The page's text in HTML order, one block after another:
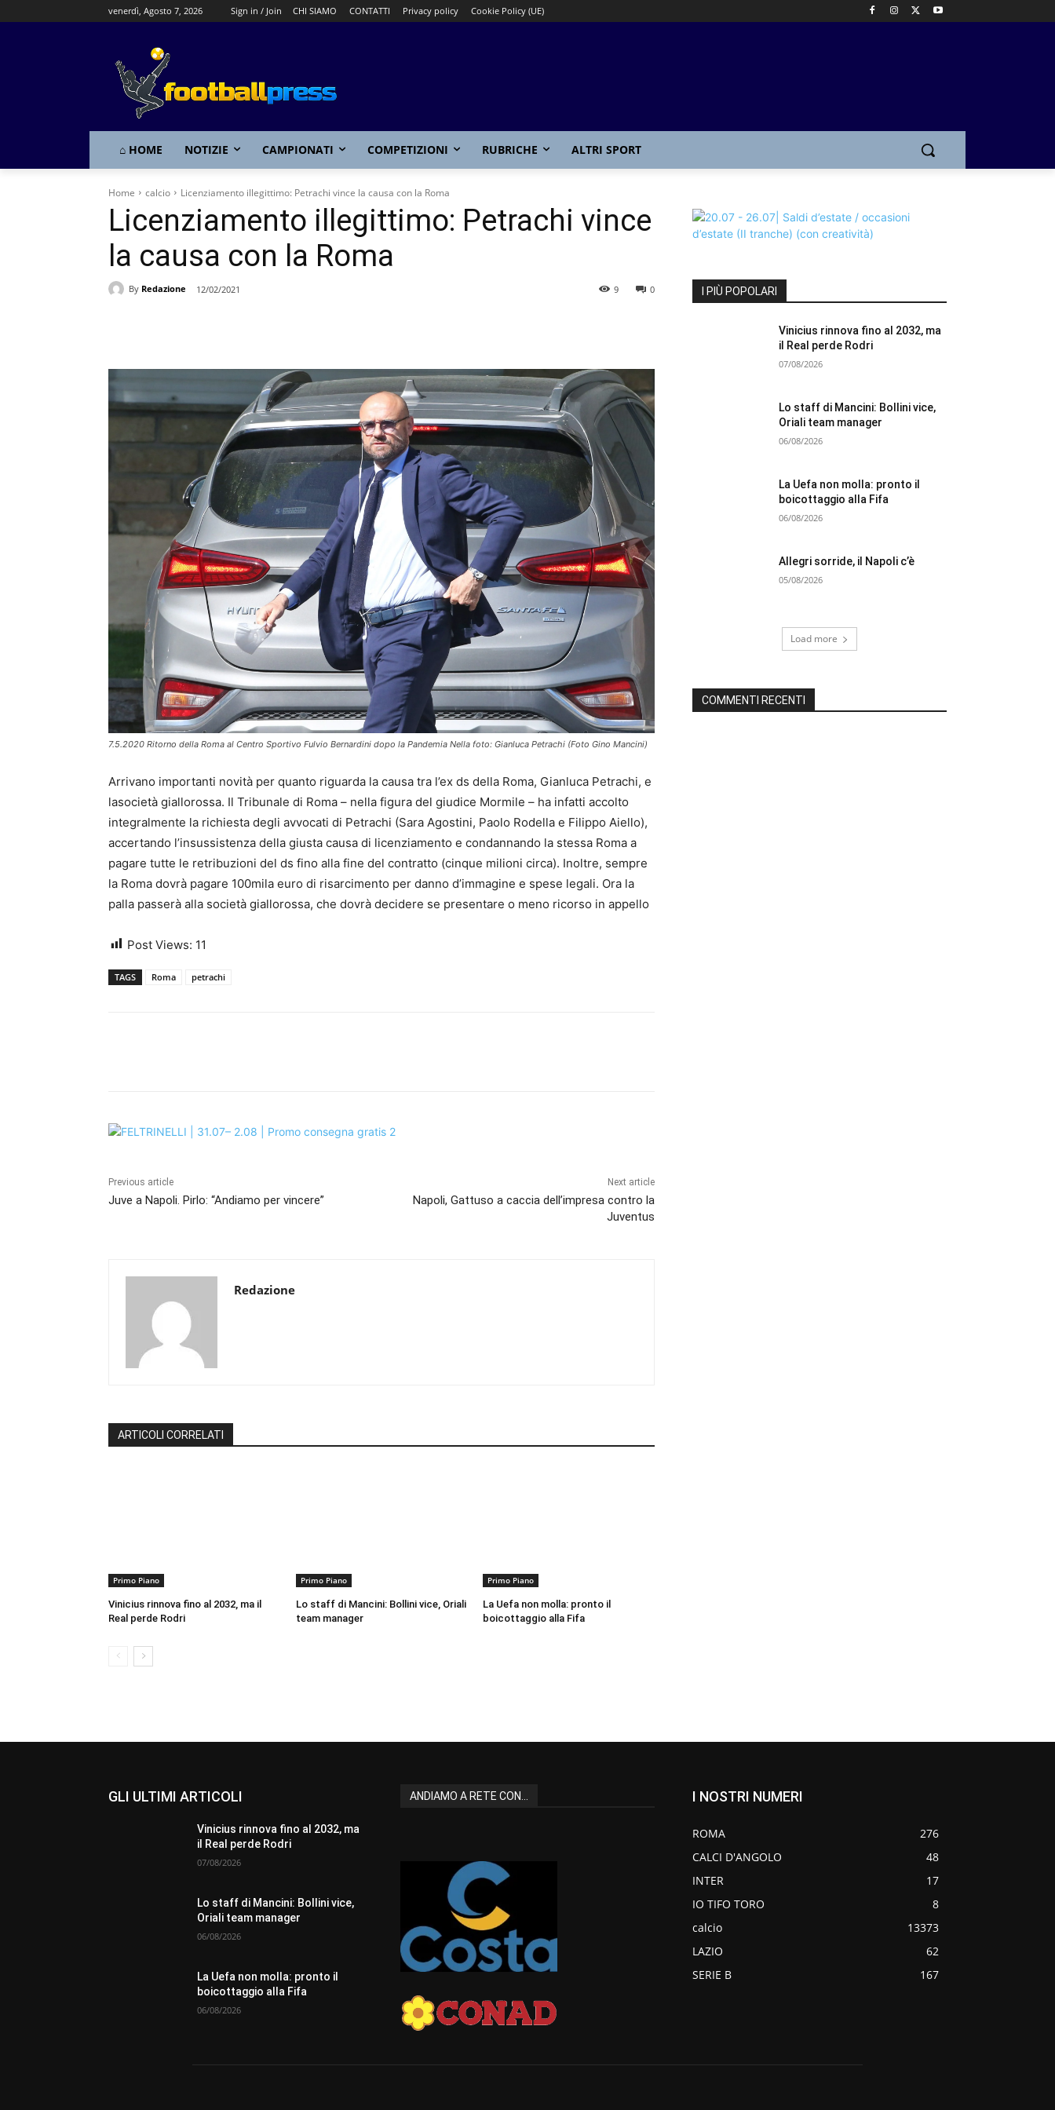
venerdì, Agosto 7, 2026 Sign in / Join CHI SIAMO CONTATTI Privacy policy Cookie Policy (UE)
⌂ HOME NOTIZIE CAMPIONATI COMPETIZIONI RUBRICHE ALTRI SPORT
Home calcio Licenziamento illegittimo: Petrachi vince la causa con la Roma
Licenziamento illegittimo: Petrachi vince
la causa con la Roma
By Redazione 12/02/2021 0
9
7.5.2020 Ritorno della Roma al Centro Sportivo Fulvio Bernardini dopo la Pandemia Nella foto: Gianluca Petrachi (Foto Gino Mancini)
Arrivano importanti novità per quanto riguarda la causa tra l’ex ds della Roma, Gianluca Petrachi, e
lasocietà giallorossa. Il Tribunale di Roma – nella figura del giudice Mormile – ha infatti accolto
integralmente la richiesta degli avvocati di Petrachi (Sara Agostini, Paolo Rodella e Filippo Aiello),
accertando l’insussistenza della giusta causa di licenziamento e condannando la stessa Roma a
pagare tutte le retribuzioni del ds fino alla fine del contratto (cinque milioni circa). Inoltre, sempre
la Roma dovrà pagare 100mila euro di risarcimento per danno d’immagine e spese legali. Ora la
palla passerà alla società giallorossa, che dovrà decidere se presentare o meno ricorso in appello
Post Views: 11
TAGS Roma petrachi
Previous article
Juve a Napoli. Pirlo: “Andiamo per vincere”
Next article
Napoli, Gattuso a caccia dell’impresa contro la
Juventus
Redazione
ARTICOLI CORRELATI
Primo Piano
Vinicius rinnova fino al 2032, ma il
Real perde Rodri
Primo Piano
Lo staff di Mancini: Bollini vice, Oriali
team manager
Primo Piano
La Uefa non molla: pronto il
boicottaggio alla Fifa
I PIÙ POPOLARI
Vinicius rinnova fino al 2032, ma
il Real perde Rodri
07/08/2026
Lo staff di Mancini: Bollini vice,
Oriali team manager
06/08/2026
La Uefa non molla: pronto il
boicottaggio alla Fifa
06/08/2026
Allegri sorride, il Napoli c’è
05/08/2026
Load more
COMMENTI RECENTI
GLI ULTIMI ARTICOLI
Vinicius rinnova fino al 2032, ma
il Real perde Rodri
07/08/2026
Lo staff di Mancini: Bollini vice,
Oriali team manager
06/08/2026
La Uefa non molla: pronto il
boicottaggio alla Fifa
06/08/2026
ANDIAMO A RETE CON... I NOSTRI NUMERI
ROMA
276
CALCI D'ANGOLO
48
INTER
17
IO TIFO TORO
8
calcio
13373
LAZIO
62
SERIE B
167